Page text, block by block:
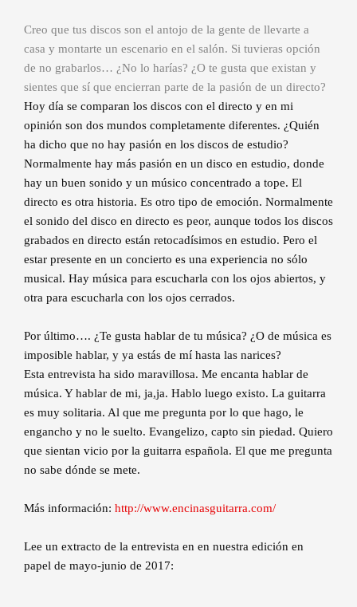
Creo que tus discos son el antojo de la gente de llevarte a
casa y montarte un escenario en el salón. Si tuvieras opción
de no grabarlos… ¿No lo harías? ¿O te gusta que existan y
sientes que sí que encierran parte de la pasión de un directo?
Hoy día se comparan los discos con el directo y en mi
opinión son dos mundos completamente diferentes. ¿Quién
ha dicho que no hay pasión en los discos de estudio?
Normalmente hay más pasión en un disco en estudio, donde
hay un buen sonido y un músico concentrado a tope. El
directo es otra historia. Es otro tipo de emoción. Normalmente
el sonido del disco en directo es peor, aunque todos los discos
grabados en directo están retocadísimos en estudio. Pero el
estar presente en un concierto es una experiencia no sólo
musical. Hay música para escucharla con los ojos abiertos, y
otra para escucharla con los ojos cerrados.
Por último…. ¿Te gusta hablar de tu música? ¿O de música es
imposible hablar, y ya estás de mí hasta las narices?
Esta entrevista ha sido maravillosa. Me encanta hablar de
música. Y hablar de mi, ja,ja. Hablo luego existo. La guitarra
es muy solitaria. Al que me pregunta por lo que hago, le
engancho y no le suelto. Evangelizo, capto sin piedad. Quiero
que sientan vicio por la guitarra española. El que me pregunta
no sabe dónde se mete.
Más información: http://www.encinasguitarra.com/
Lee un extracto de la entrevista en en nuestra edición en
papel de mayo-junio de 2017: